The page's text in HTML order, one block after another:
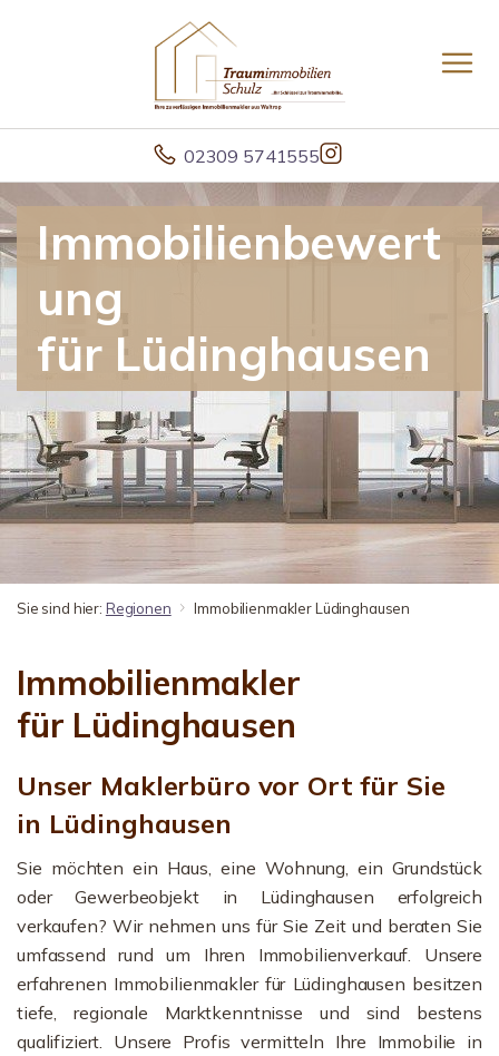
02309 5741555
Immobilienbewert
ung
für Lüdinghausen
Sie sind hier: Regionen Immobilienmakler Lüdinghausen
Immobilienmakler
für Lüdinghausen
Unser Maklerbüro vor Ort für Sie
in Lüdinghausen
Sie möchten ein Haus, eine Wohnung, ein Grundstück
oder Gewerbeobjekt in Lüdinghausen erfolgreich
verkaufen? Wir nehmen uns für Sie Zeit und beraten Sie
umfassend rund um Ihren Immobilienverkauf. Unsere
erfahrenen Immobilienmakler für Lüdinghausen besitzen
tiefe, regionale Marktkenntnisse und sind bestens
qualifiziert. Unsere Profis vermitteln Ihre Immobilie in